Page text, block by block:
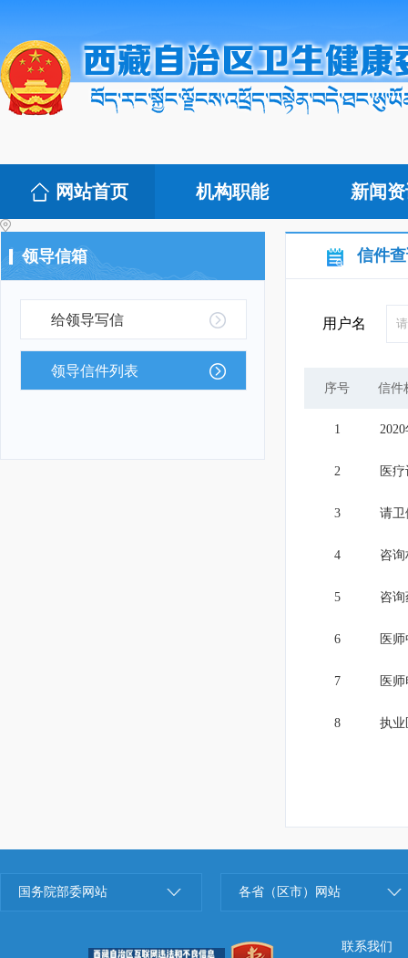
网站首页 机构职能 新闻
领导信箱
给领导写信
领导信件列表
信件
用户名
序号 信件
1
2 医
3 请
4 咨
5 咨
6 医
7 医
8 执
国务院部委网站 各省（区市）网站
联系我们